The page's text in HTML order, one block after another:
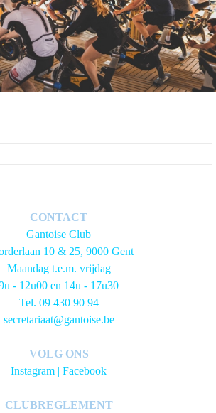
CONTACT
Gantoise Club
10 & 25, 9000 Gent
Maandag t.e.m. vrijdag
- 12u00 en 14u - 17u30
Tel. 09 430 90 94
secretariaat@gantoise.be
VOLG ONS
Instagram | Facebook
CLUBREGLEMENT